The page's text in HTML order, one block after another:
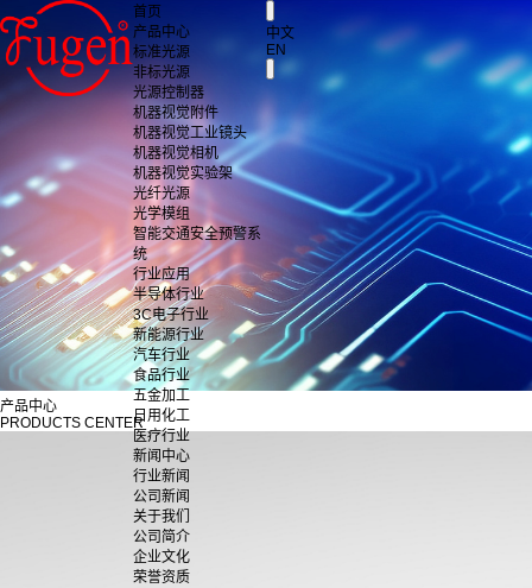
首页
产品中心
标准光源
非标光源
光源控制器
机器视觉附件
机器视觉工业镜头
机器视觉相机
机器视觉实验架
光纤光源
光学模组
智能交通安全预警系
统
行业应用
半导体行业
3C电子行业
新能源行业
汽车行业
食品行业
五金加工
日用化工
医疗行业
新闻中心
行业新闻
公司新闻
关于我们
公司简介
企业文化
荣誉资质
中文
EN
产品中心
PRODUCTS CENTER